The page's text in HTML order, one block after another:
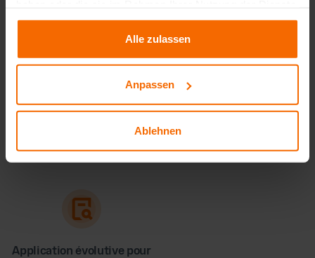
gesammelt haben.
Alle zulassen
Anpassen
Ablehnen
Une meilleure garantie de
Une position de
Application évolutive pour